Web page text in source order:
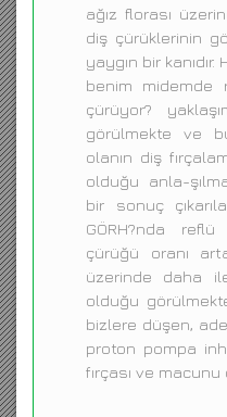
ağız florası
diş çürüklerinin
yaygın bir
benim midemde
çürüyor?
görülmekte ve
olanın diş
olduğu anla-
bir sonuç
GÖRH?nda
çürüğü oranı
üzerinde daha
olduğu
bizlere düşen,
proton pompa
fırçası ve